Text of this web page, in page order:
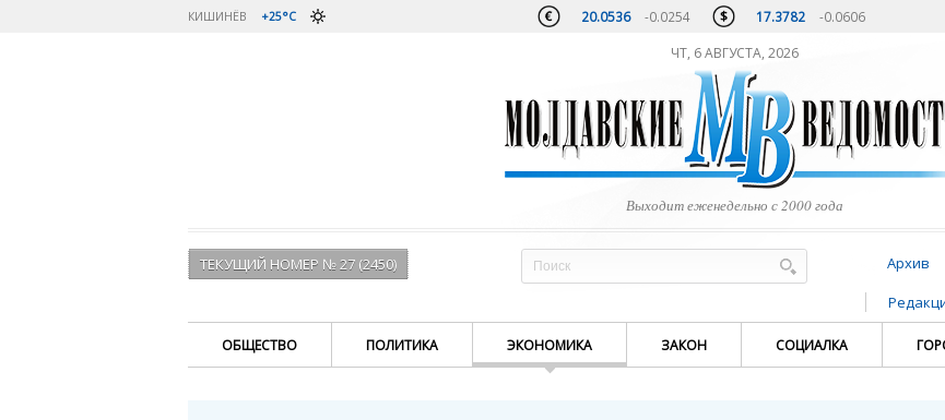
КИШИНЁВ +25°C 20.0536 -0.0254 17.3782 -0.0606
ЧТ, 6 АВГУСТА, 2026
Выходит еженедельно с 2000 года
ТЕКУЩИЙ НОМЕР № 27 (2450) Архив
ОБЩЕСТВО ПОЛИТИКА ЭКОНОМИКА ЗАКОН СОЦИАЛКА